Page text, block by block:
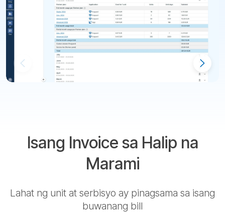
Isang Invoice sa Halip na
Marami
Lahat ng unit at serbisyo ay pinagsama sa isang
buwanang bill